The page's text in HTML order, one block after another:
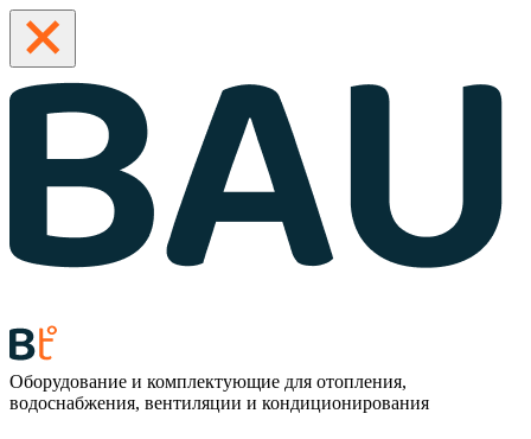
Оборудование и комплектующие для отопления,
водоснабжения, вентиляции и кондиционирования